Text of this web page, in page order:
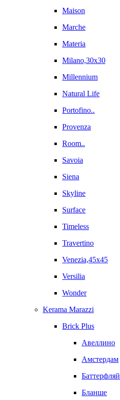
Maison
Marche
Materia
Milano,30x30
Millennium
Natural Life
Portofino..
Provenza
Room..
Savoia
Siena
Skyline
Surface
Timeless
Travertino
Venezia,45x45
Versilia
Wonder
Kerama Marazzi
Brick Plus
Авеллино
Амстердам
Баттерфляй
Бланше